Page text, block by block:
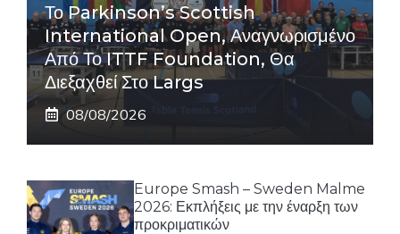
Το Parkinson’s Scottish
International Open, Αναγνωρισμένο
Από Το ITTF Foundation, Θα
Διεξαχθεί Στο Largs
08/08/2026
Europe Smash – Sweden Malme
2026: Εκπλήξεις με την έναρξη των
προκριματικών